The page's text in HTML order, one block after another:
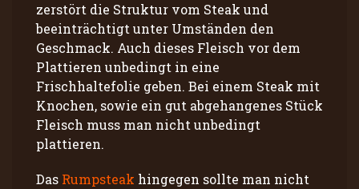
zerstört die Struktur vom Steak und
beeinträchtigt unter Umständen den
Geschmack. Auch dieses Fleisch vor dem
Plattieren unbedingt in eine
Frischhaltefolie geben. Bei einem Steak mit
Knochen, sowie ein gut abgehangenes Stück
Fleisch muss man nicht unbedingt
plattieren.
Das Rumpsteak hingegen sollte man nicht